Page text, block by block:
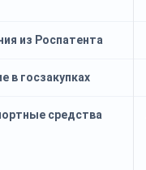
из Роспатента
в госзакупках
средства